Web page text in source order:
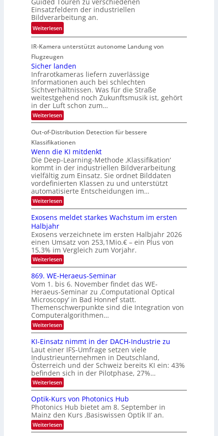
h
n
i
k
h
e
n
4
K
-
M
e
m
s
u
n
d
M
a
n
t
i
S
p
e
c
t
r
e
M
ö
g
l
i
c
h
k
e
i
t
e
k
k
e
h
d
e
r
i
n
V
I
S
I
O
N
T
e
c
h
T
a
l
k
Einsatzfeldern der industriellen
Bildverarbeitung an.
Weiterlesen:
G
u
i
d
e
d
T
o
u
r
u
d
e
r
V
S
O
N
2
0
2
6
IR-Kamera unterstützt autonome Landung von
Flugzeugen
Sicher landen
Infrarotkameras liefern zuverlässige
Informationen auch bei schlechten
Sichtverhältnissen. Was für die Straße
weitestgehend noch Zukunftsmusik ist, gehört
in der Luft schon zum…
Weiterlesen:
S
c
h
l
a
n
d
e
n
Out-of-Distribution Detection für bessere
Klassifikationen
Wenn die KI mitdenkt
Die Deep-Learning-Methode ‚Klassifikation‘
kommt in der industriellen Bildverarbeitung
vielfältig zum Einsatz. Sie ordnet Bilddaten
vordefinierten Klassen zu und unterstützt
automatisierte Entscheidungen im…
Weiterlesen:
W
n
d
i
e
K
I
m
i
t
d
e
n
k
t
Exosens meldet starkes Wachstum im ersten
Halbjahr
Exosens verzeichnete im ersten Halbjahr 2026
einen Umsatz von 253,1Mio.€ – ein Plus von
15,3% im Vergleich zum Vorjahr.
Weiterlesen:
E
x
o
s
e
n
s
m
e
l
d
e
t
s
t
a
r
k
e
W
a
c
h
s
869. WE-Heraeus-Seminar
Vom 1. bis 6. November findet das WE-
Heraeus-Seminar zu ‚Computational Optical
Microscopy‘ in Bad Honnef statt.
Themenschwerpunkte sind die Integration von
Computeralgorithmen…
Weiterlesen:
8
9
.
W
E
-
H
e
r
a
e
u
s
-
S
KI-Einsatz nimmt in der DACH-Industrie zu
Laut einer IFS-Umfrage setzen viele
Industrieunternehmen in Deutschland,
Österreich und der Schweiz bereits KI ein: 43%
befinden sich in der Pilotphase, 27%…
Weiterlesen:
K
-
E
i
n
s
Optik-Kurs von Photonics Hub
Photonics Hub bietet am 8. September in
Mainz den Kurs ‚Basiswissen Optik II‘ an.
Weiterlesen:
O